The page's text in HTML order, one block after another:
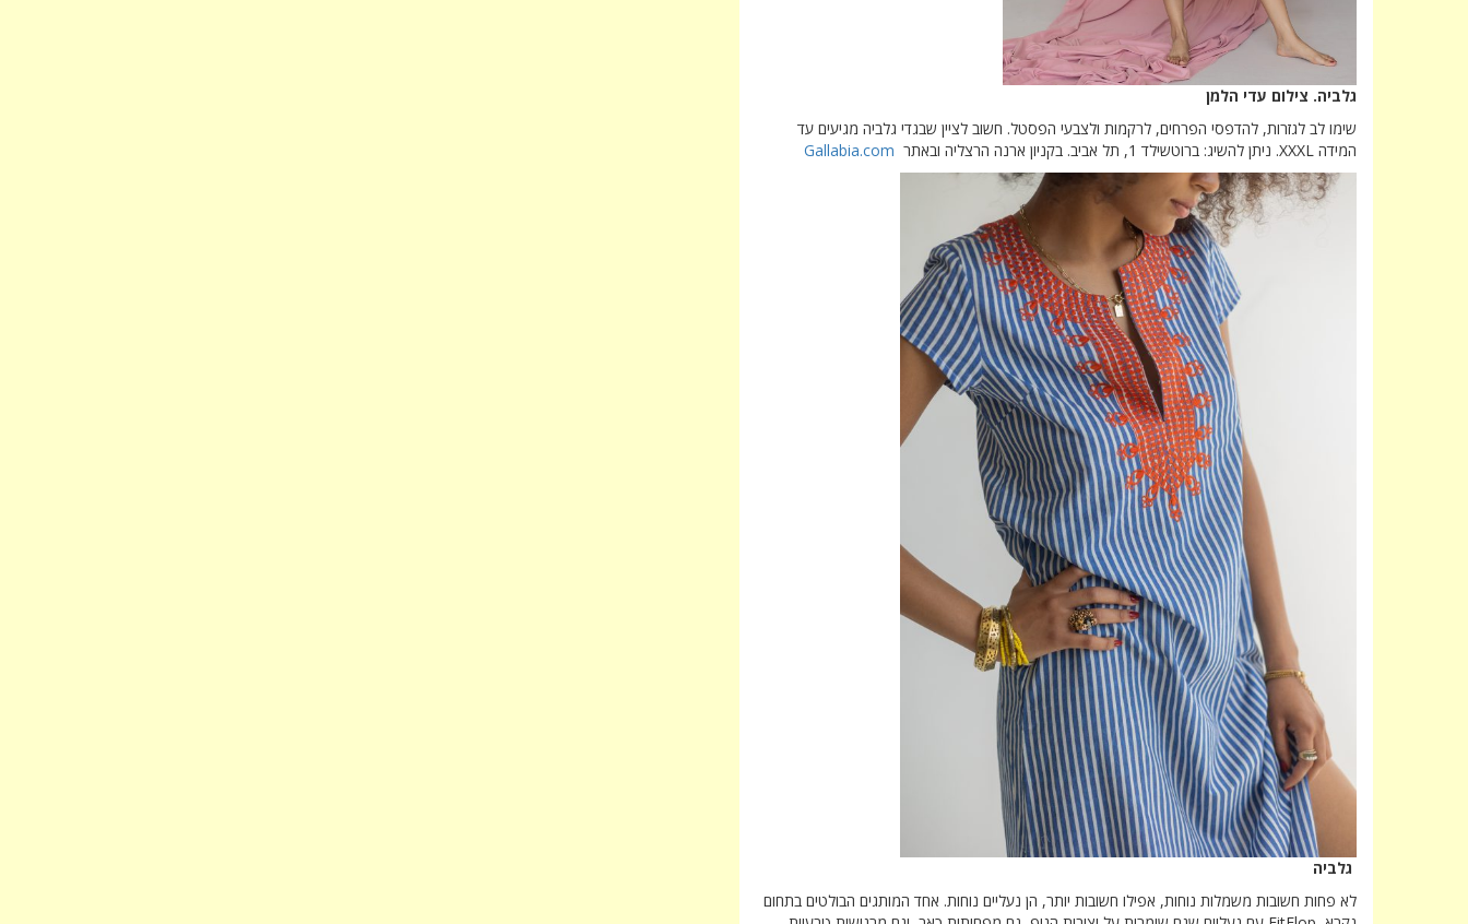
גלביה. צילום עדי הלמן
שימו לב לגזרות, להדפסי הפרחים, לרקמות ולצבעי הפסטל. חשוב לציין שבגדי גלביה מגיעים עד
המידה XXXL. ניתן להשיג: ברוטשילד 1, תל אביב. בקניון ארנה הרצליה ובאתר
גלביה
לא פחות חשובות משמלות נוחות, אפילו חשובות יותר, הן נעליים נוחות. אחד המותגים הבולטים בתחום